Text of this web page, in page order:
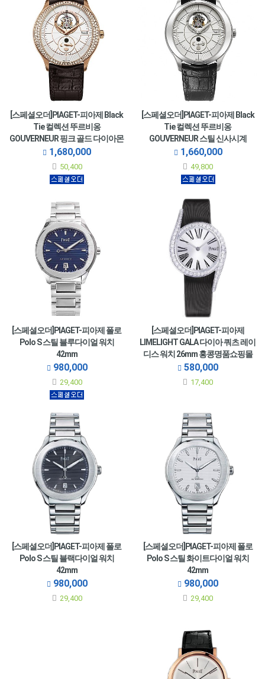
[스페셜오더]PIAGET-피아제 Black
Tie 컬렉션 뚜르비옹
GOUVERNEUR 핑크 골드 다이아몬
드 맨스시계 43mm
1,680,000
50,400
[스페셜오더]PIAGET-피아제 Black
Tie 컬렉션 뚜르비옹
GOUVERNEUR 스틸 신사시계
43mm
1,660,000
49,800
[스페셜오더]PIAGET-피아제 폴로
Polo S 스틸 블루다이얼 워치
42mm
980,000
29,400
[스페셜오더]PIAGET-피아제
LIMELIGHT GALA 다이아 쿼츠 레이
디스 워치 26mm 홍콩명품쇼핑몰
여성용 피아제이미테이션시계 by
럭셔리즘
580,000
17,400
[스페셜오더]PIAGET-피아제 폴로
Polo S 스틸 블랙다이얼 워치
42mm
980,000
29,400
[스페셜오더]PIAGET-피아제 폴로
Polo S 스틸 화이트다이얼 워치
42mm
980,000
29,400